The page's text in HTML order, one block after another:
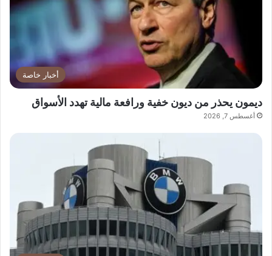
أخبار خاصة
ديمون يحذر من ديون خفية ورافعة مالية تهدد الأسواق
أغسطس 7, 2026